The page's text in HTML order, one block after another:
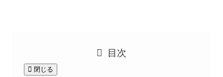
目次
閉じる